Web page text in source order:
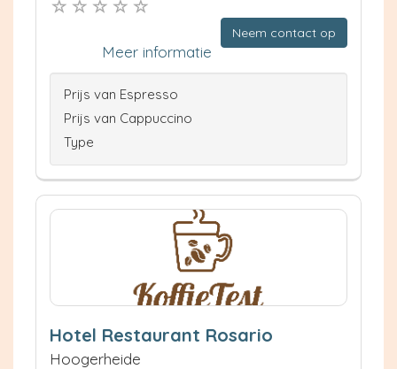
Neem contact op
Meer informatie
Prijs van Espresso
Prijs van Cappuccino
Type
Hotel Restaurant Rosario
Hoogerheide